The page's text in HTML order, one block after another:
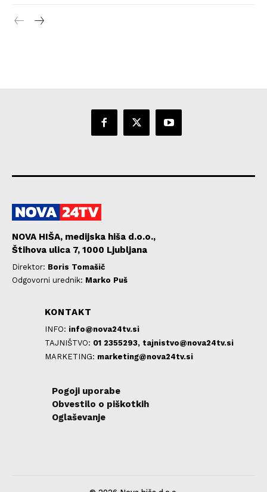
NOVA HIŠA, medijska hiša d.o.o.,
Štihova ulica 7, 1000 Ljubljana
Direktor: Boris Tomašič
Odgovorni urednik: Marko Puš
KONTAKT
INFO: info@nova24tv.si
TAJNIŠTVO: 01 2355293, tajnistvo@nova24tv.si
MARKETING: marketing@nova24tv.si
Pogoji uporabe
Obvestilo o piškotkih
Oglaševanje